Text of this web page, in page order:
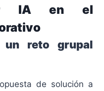
IA en el
un reto grupal
de solución a